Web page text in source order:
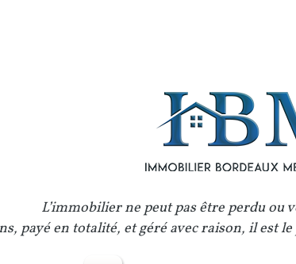
L’immobilier ne peut pas être perdu ou
payé en totalité, et géré avec raison, il est